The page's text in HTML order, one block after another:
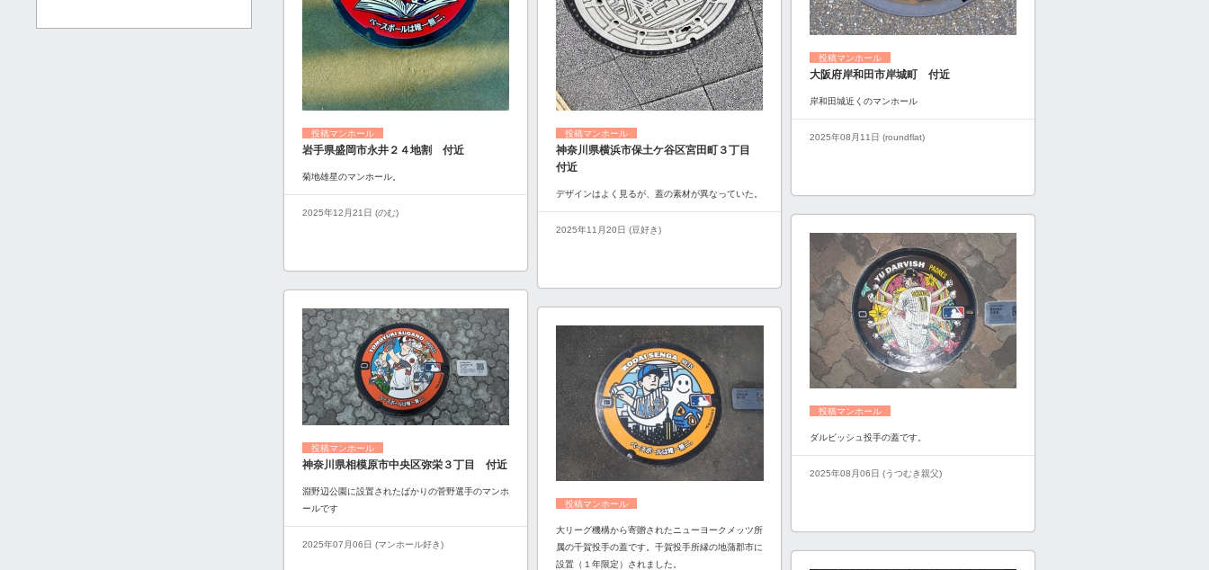
投稿マンホール
岩手県盛岡市永井２４地割 付近
菊地雄星のマンホール。
2025年12月21日 (のむ)
投稿マンホール
神奈川県横浜市保土ケ谷区宮田町３丁目
付近
デザインはよく見るが、蓋の素材が異なっていた。
2025年11月20日 (豆好き)
投稿マンホール
大阪府岸和田市岸城町 付近
岸和田城近くのマンホール
2025年08月11日 (roundflat)
投稿マンホール
ダルビッシュ投手の蓋です。
2025年08月06日 (うつむき親父)
投稿マンホール
神奈川県相模原市中央区弥栄３丁目 付近
淵野辺公園に設置されたばかりの菅野選手のマンホ
ールです
2025年07月06日 (マンホール好き)
投稿マンホール
大リーグ機構から寄贈されたニューヨークメッツ所
属の千賀投手の蓋です。千賀投手所縁の地蒲郡市に
設置（１年限定）されました。